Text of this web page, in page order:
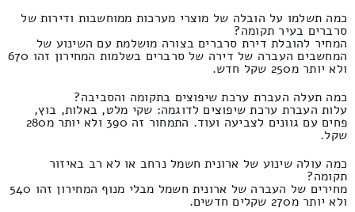
כמה תשלמו על הובלה של מוצרי מערכות ממוחשבות ודירות של
סרברים בעיר תקומה?
המחיר להובלת דירת סרברים בצורה מושלמת עם השינוע של
המחשבים העברה של דירה של סרברים בשלמות המחירון זהו 670
ולא יותר מ250 שקל חדש.
כמה תעלה העברת ערכת שיפוצים בתקומה והסביבה?
עלות העברת ערכת שיפוצים לדוגמה: שקי מלט, באלות, בוץ,
פחים עם גוונים לצביעה ועוד. התמחור זה 390 ולא יותר מ280
שקל.
כמה עולה שינוע של ארונית חשמל נרחב או לא רב באיזור
תקומה?
מחירים של העברה של ארונית חשמל מבלי מנוף המחירון זהו 540
ולא יותר מ270 שקלים חדשים.